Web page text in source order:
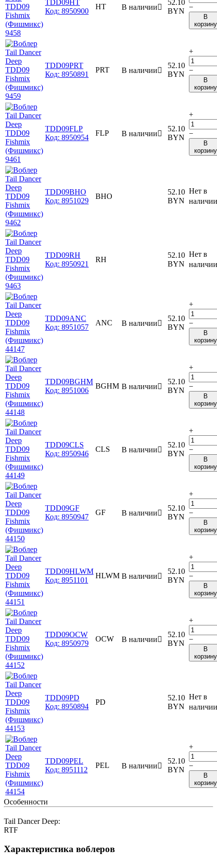
TDD09HT
Код: 8950900
HT В наличии
52.10
BYN −
В
корзину
TDD09PRT
Код: 8950891
PRT В наличии
52.10
BYN
+
−
В
корзину
TDD09FLP
Код: 8950954
FLP В наличии
52.10
BYN
+
−
В
корзину
TDD09BHO
Код: 8951029
BHO
52.10
BYN
Нет в
наличии
TDD09RH
Код: 8950921
RH
52.10
BYN
Нет в
наличии
TDD09ANC
Код: 8951057
ANC В наличии
52.10
BYN
+
−
В
корзину
TDD09BGHM
Код: 8951006
BGHM В наличии
52.10
BYN
+
−
В
корзину
TDD09CLS
Код: 8950946
CLS В наличии
52.10
BYN
+
−
В
корзину
TDD09GF
Код: 8950947
GF В наличии
52.10
BYN
+
−
В
корзину
TDD09HLWM
Код: 8951101
HLWM В наличии
52.10
BYN
+
−
В
корзину
TDD09OCW
Код: 8950979
OCW В наличии
52.10
BYN
+
−
В
корзину
TDD09PD
Код: 8950894
PD
52.10
BYN
Нет в
наличии
TDD09PEL
Код: 8951112
PEL В наличии
52.10
BYN
+
−
В
корзину
Особенности
Tail Dancer Deep:
RTF
Характеристика воблеров